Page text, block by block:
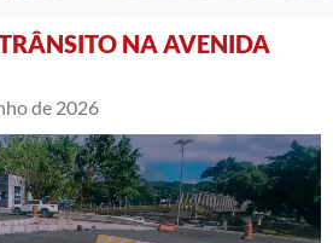
NA AVENIDA
de 2026